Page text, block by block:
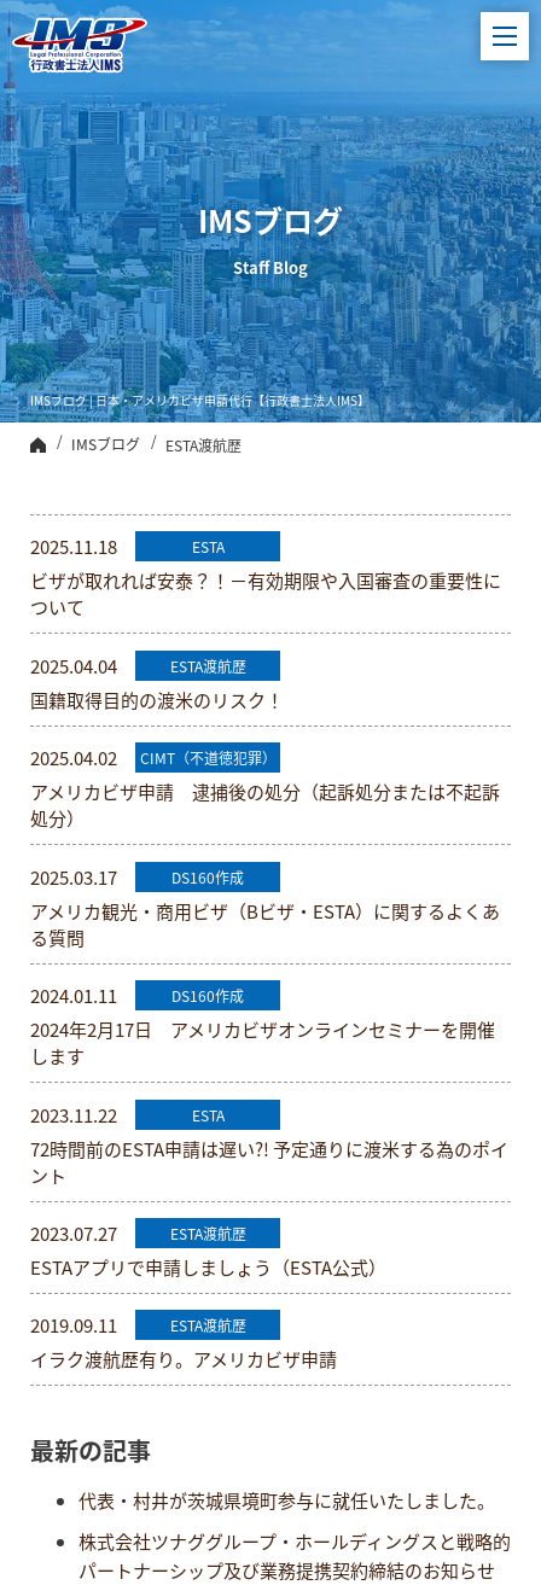
ビザ申請代行、
日本進出企業サ
ポート【行政書
士法人IMS】
IMSブログ | 日本・アメリカビザ申請代行【行政書士法人IMS】
IMSブログ
Staff Blog
IMSブログ ESTA渡航歴
2025.11.18 ESTA
ビザが取れれば安泰？！－有効期限や入国審査の重要性に
ついて
2025.04.04 ESTA渡航歴
国籍取得目的の渡米のリスク！
2025.04.02 CIMT（不道徳犯罪）
アメリカビザ申請 逮捕後の処分（起訴処分または不起訴
処分）
2025.03.17 DS160作成
アメリカ観光・商用ビザ（Bビザ・ESTA）に関するよくあ
る質問
2024.01.11 DS160作成
2024年2月17日 アメリカビザオンラインセミナーを開催
します
2023.11.22 ESTA
72時間前のESTA申請は遅い?! 予定通りに渡米する為のポイ
ント
2023.07.27 ESTA渡航歴
ESTAアプリで申請しましょう（ESTA公式）
2019.09.11 ESTA渡航歴
イラク渡航歴有り。アメリカビザ申請
最新の記事
代表・村井が茨城県境町参与に就任いたしました。
株式会社ツナググループ・ホールディングスと戦略的
パートナーシップ及び業務提携契約締結のお知らせ